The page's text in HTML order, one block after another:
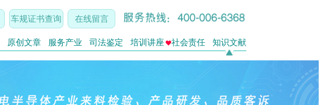
在线留言
车规证书查询
原创文章 服务产业 司法鉴定 培训讲座 社会责任 知识文献